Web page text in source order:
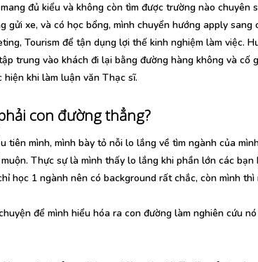
đủ kiểu và không còn tìm được trường nào chuyên
gửi xe, và có học bổng, mình chuyển hướng apply sang
Tourism để tận dụng lợi thế kinh nghiệm làm việc.
trung vào khách đi lại bằng đường hàng không và cố
khi làm luận văn Thạc sĩ.
con đường thẳng?
tiên mình, mình bày tỏ nỗi lo lắng về tìm ngành của
Thực sự là mình thấy lo lắng khi phần lớn các bạn
học 1 ngành nên có background rất chắc, còn mình thì
để mình hiểu hóa ra con đường làm nghiên cứu